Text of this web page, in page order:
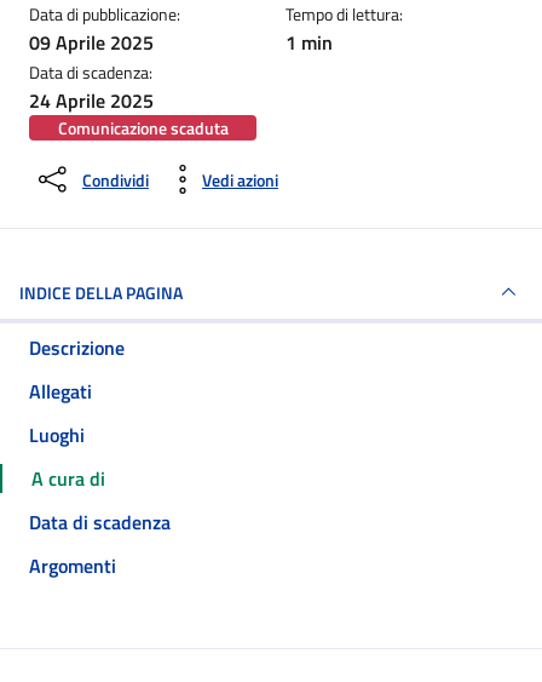
Data di pubblicazione:
09 Aprile 2025
Data di scadenza:
24 Aprile 2025
Comunicazione scaduta
Tempo di lettura:
1 min
Condividi Vedi azioni
INDICE DELLA PAGINA
Descrizione
Allegati
Luoghi
A cura di
Data di scadenza
Argomenti